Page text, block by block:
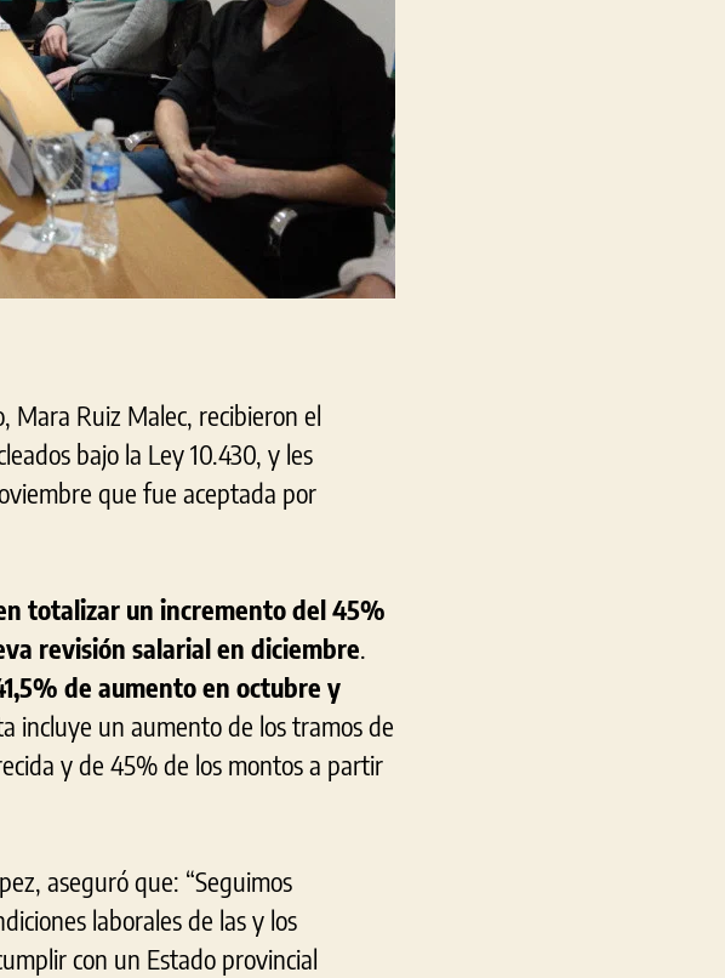
Mara Ruiz Malec, recibieron el
bajo la Ley 10.430, y les
que fue aceptada por
totalizar un incremento del 45%
revisión salarial en diciembre.
de aumento en octubre y
incluye un aumento de los tramos de
y de 45% de los montos a partir
aseguró que: “Seguimos
laborales de las y los
con un Estado provincial